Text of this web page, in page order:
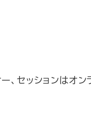
セッションはオン